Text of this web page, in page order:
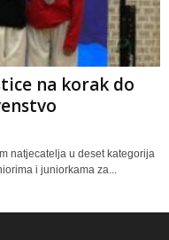
na korak do
natjecatelja u deset kategorija
i juniorkama za...